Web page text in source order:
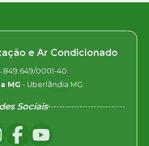
e Ar Condicionado
0001-40
MG - Uberlândia MG
Sociais